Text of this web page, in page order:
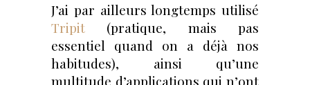
J’ai par ailleurs longtemps utilisé
Tripit (pratique, mais pas
essentiel quand on a déjà nos
habitudes), ainsi qu’une
multitude d’applications qui n’ont